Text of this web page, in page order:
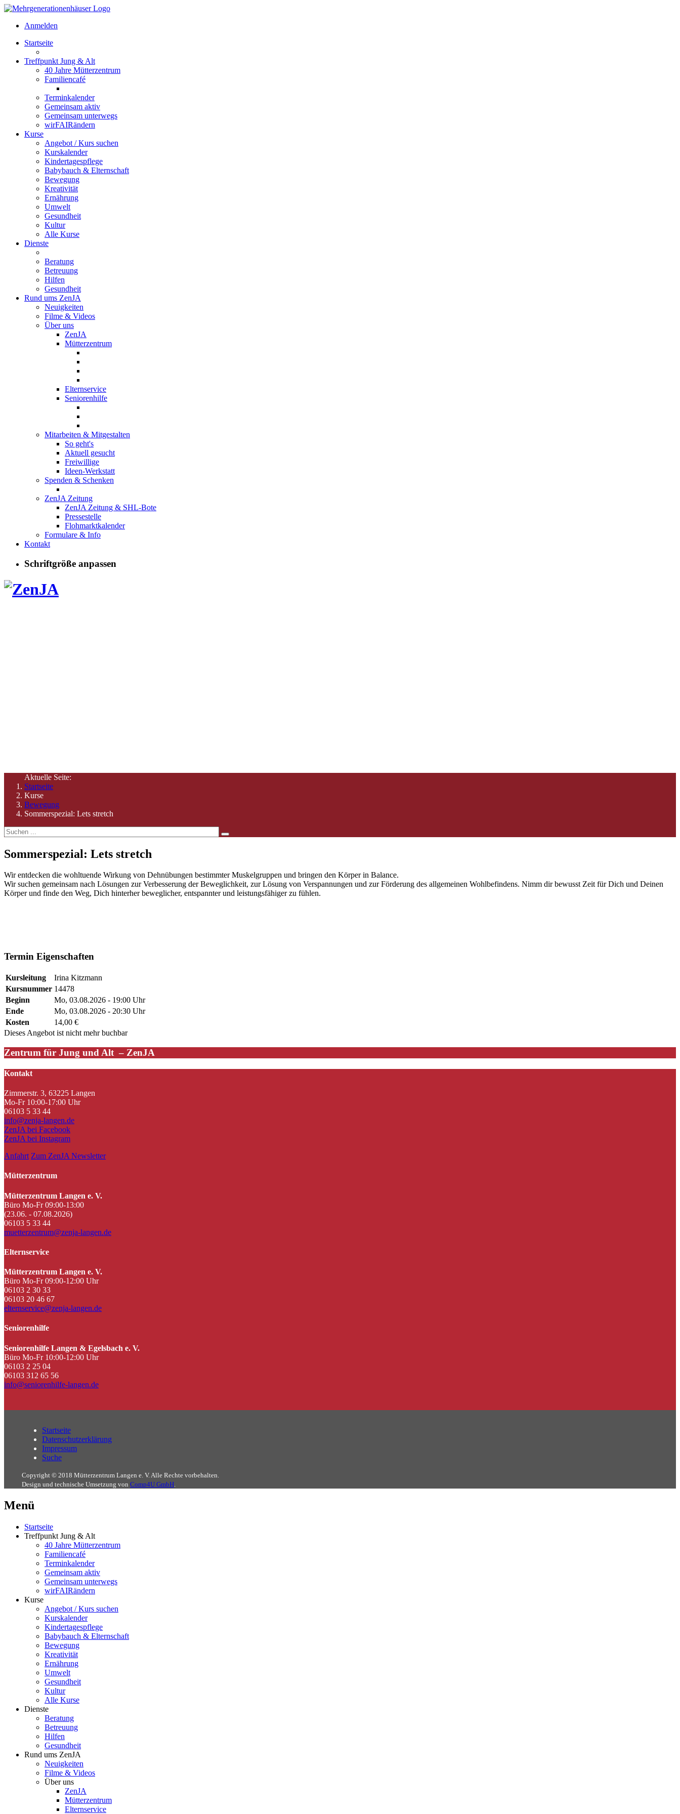
Anmelden
Startseite
Treffpunkt Jung & Alt
40 Jahre Mütterzentrum
Familiencafé
Terminkalender
Gemeinsam aktiv
Gemeinsam unterwegs
wirFAIRändern
Kurse
Angebot / Kurs suchen
Kurskalender
Kindertagespflege
Babybauch & Elternschaft
Bewegung
Kreativität
Ernährung
Umwelt
Gesundheit
Kultur
Alle Kurse
Dienste
Beratung
Betreuung
Hilfen
Gesundheit
Rund ums ZenJA
Neuigkeiten
Filme & Videos
Über uns
ZenJA
Mütterzentrum
Elternservice
Seniorenhilfe
Mitarbeiten & Mitgestalten
So geht's
Aktuell gesucht
Freiwillige
Ideen-Werkstatt
Spenden & Schenken
ZenJA Zeitung
ZenJA Zeitung & SHL-Bote
Pressestelle
Flohmarktkalender
Formulare & Info
Kontakt
Schriftgröße anpassen
Aktuelle Seite:
Startseite
Kurse
Bewegung
Sommerspezial: Lets stretch
Sommerspezial: Lets stretch
Wir entdecken die wohltuende Wirkung von Dehnübungen bestimmter Muskelgruppen und bringen den Körper in Balance.
Wir suchen gemeinsam nach Lösungen zur Verbesserung der Beweglichkeit, zur Lösung von Verspannungen und zur Förderung des allgemeinen Wohlbefindens. Nimm dir bewusst Zeit für Dich und Deinen
Körper und finde den Weg, Dich hinterher beweglicher, entspannter und leistungsfähiger zu fühlen.
Termin Eigenschaften
Kursleitung
Irina Kitzmann
Kursnummer 14478
Beginn
Mo, 03.08.2026 - 19:00 Uhr
Ende
Mo, 03.08.2026 - 20:30 Uhr
Kosten
14,00 €
Dieses Angebot ist nicht mehr buchbar
Zentrum für Jung und Alt – ZenJA
Kontakt
Zimmerstr. 3, 63225 Langen
Mo-Fr 10:00-17:00 Uhr
06103 5 33 44
info@zenja-langen.de
ZenJA bei Facebook
ZenJA bei Instagram
Anfahrt Zum ZenJA Newsletter
Mütterzentrum
Mütterzentrum Langen e. V.
Büro Mo-Fr 09:00-13:00
(23.06. - 07.08.2026)
06103 5 33 44
muetterzentrum@zenja-langen.de
Elternservice
Mütterzentrum Langen e. V.
Büro Mo-Fr 09:00-12:00 Uhr
06103 2 30 33
06103 20 46 67
elternservice@zenja-langen.de
Seniorenhilfe
Seniorenhilfe Langen & Egelsbach e. V.
Büro Mo-Fr 10:00-12:00 Uhr
06103 2 25 04
06103 312 65 56
info@seniorenhilfe-langen.de
Startseite
Datenschutzerklärung
Impressum
Suche
Copyright © 2018 Mütterzentrum Langen e. V. Alle Rechte vorbehalten.
Design und technische Umsetzung von Comp4U GmbH
Menü
Startseite
Treffpunkt Jung & Alt
40 Jahre Mütterzentrum
Familiencafé
Terminkalender
Gemeinsam aktiv
Gemeinsam unterwegs
wirFAIRändern
Kurse
Angebot / Kurs suchen
Kurskalender
Kindertagespflege
Babybauch & Elternschaft
Bewegung
Kreativität
Ernährung
Umwelt
Gesundheit
Kultur
Alle Kurse
Dienste
Beratung
Betreuung
Hilfen
Gesundheit
Rund ums ZenJA
Neuigkeiten
Filme & Videos
Über uns
ZenJA
Mütterzentrum
Elternservice